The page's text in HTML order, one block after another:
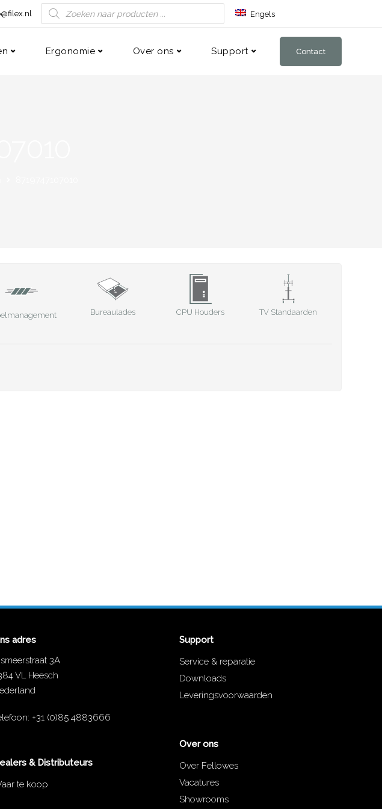
Engels
Frans
Ergonomie Over ons Support Contact
Bureaulades CPU Houders TV Standaarden
adres
3A
VL Heesch
+31 (0)85 4883666
& Distributeurs
te koop
Support
Service & reparatie
Downloads
Leveringsvoorwaarden
Over ons
Over Fellowes
Vacatures
Showrooms